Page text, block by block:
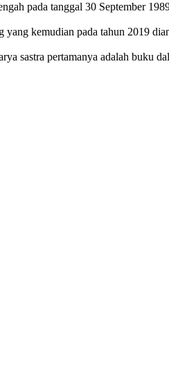
pada tanggal 30 September
kemudian pada tahun 2019
sastra pertamanya adalah